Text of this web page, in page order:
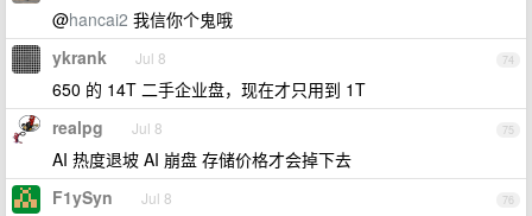
@hancai2 我信你个鬼哦
74
ykrank Jul 8
650 的 14T 二手企业盘，现在才只用到 1T
75
realpg Jul 8
AI 热度退坡 AI 崩盘 存储价格才会掉下去
76
F1ySyn Jul 8